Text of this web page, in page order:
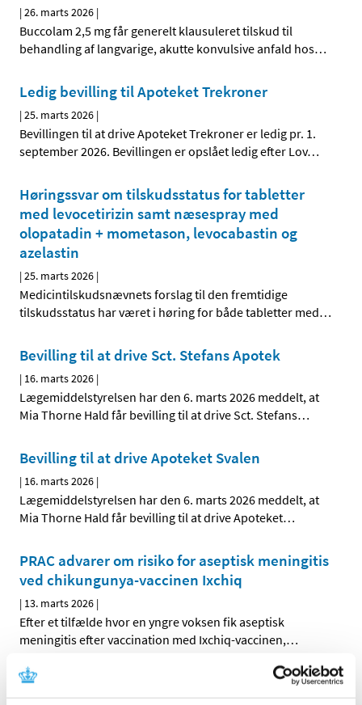
|26. marts 2026 |
Buccolam 2,5 mg får generelt klausuleret tilskud til
behandling af langvarige, akutte konvulsive anfald hos…
Ledig bevilling til Apoteket Trekroner
|25. marts 2026 |
Bevillingen til at drive Apoteket Trekroner er ledig pr. 1.
september 2026. Bevillingen er opslået ledig efter Lov…
Høringssvar om tilskudsstatus for tabletter
med levocetirizin samt næsespray med
olopatadin + mometason, levocabastin og
azelastin
|25. marts 2026 |
Medicintilskudsnævnets forslag til den fremtidige
tilskudsstatus har været i høring for både tabletter med…
Bevilling til at drive Sct. Stefans Apotek
| 16. marts 2026 |
Lægemiddelstyrelsen har den 6. marts 2026 meddelt, at
Mia Thorne Hald får bevilling til at drive Sct. Stefans…
Bevilling til at drive Apoteket Svalen
| 16. marts 2026 |
Lægemiddelstyrelsen har den 6. marts 2026 meddelt, at
Mia Thorne Hald får bevilling til at drive Apoteket…
PRAC advarer om risiko for aseptisk meningitis
ved chikungunya-vaccinen Ixchiq
| 13. marts 2026 |
Efter et tilfælde hvor en yngre voksen fik aseptisk
meningitis efter vaccination med Ixchiq-vaccinen,…
Påbud til alle landets apoteker om udlevering